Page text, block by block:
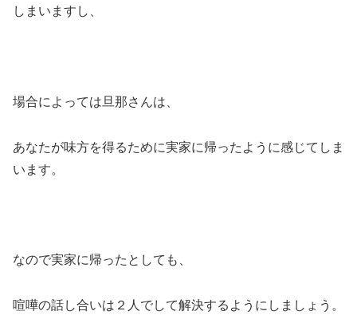
しまいますし、
場合によっては旦那さんは、
あなたが味方を得るために実家に帰ったように感じてしま
います。
なので実家に帰ったとしても、
喧嘩の話し合いは２人でして解決するようにしましょう。